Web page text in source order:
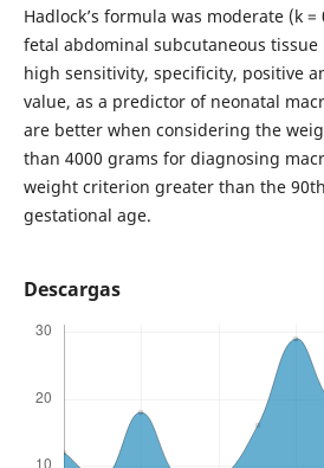
Hadlock’s formula was moderate (k =
fetal abdominal subcutaneous tissue
high sensitivity, specificity, positive
value, as a predictor of neonatal
are better when considering the
than 4000 grams for diagnosing
weight criterion greater than the
gestational age.
Descargas